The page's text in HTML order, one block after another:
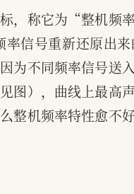
，称它为“整机频
信号重新还原出
为不同频率信号送
图），曲线上最高
整机频率特性愈不